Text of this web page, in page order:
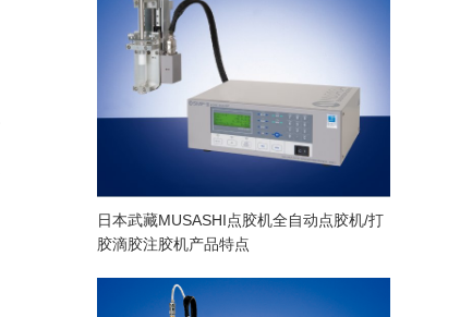
日本武藏MUSASHI点胶机全自动点胶机/打
胶滴胶注胶机产品特点